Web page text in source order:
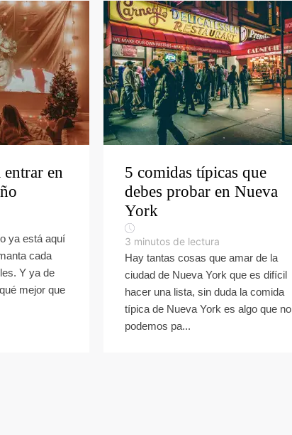
entrar en
ya está aquí
cada
Y ya de
mejor que
5 comidas típicas que
debes probar en Nueva
York
3 minutos de lectura
Hay tantas cosas que amar de la
ciudad de Nueva York que es difícil
hacer una lista, sin duda la comida
típica de Nueva York es algo que no
podemos pa...